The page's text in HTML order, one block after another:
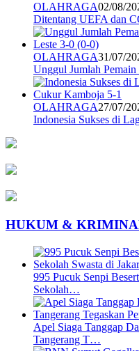
OLAHRAGA02/08/
Ditentang UEFA dan
OLAHRAGA31/07/
Unggul Jumlah
OLAHRAGA27/07/
Indonesia Sukses di
HUKUM &
995 Pucuk Senpi
Sekolah…
Apel Siaga Tanggap
Tangerang T…